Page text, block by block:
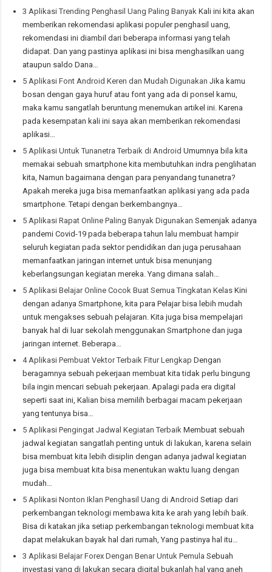
3 Aplikasi Trending Penghasil Uang Paling Banyak Kali ini kita akan
memberikan rekomendasi aplikasi populer penghasil uang,
rekomendasi ini diambil dari beberapa informasi yang telah
didapat. Dan yang pastinya aplikasi ini bisa menghasilkan uang
ataupun saldo Dana…
5 Aplikasi Font Android Keren dan Mudah Digunakan Jika kamu
bosan dengan gaya huruf atau font yang ada di ponsel kamu,
maka kamu sangatlah beruntung menemukan artikel ini. Karena
pada kesempatan kali ini saya akan memberikan rekomendasi
aplikasi…
5 Aplikasi Untuk Tunanetra Terbaik di Android Umumnya bila kita
memakai sebuah smartphone kita membutuhkan indra penglihatan
kita, Namun bagaimana dengan para penyandang tunanetra?
Apakah mereka juga bisa memanfaatkan aplikasi yang ada pada
smartphone. Tetapi dengan berkembangnya…
5 Aplikasi Rapat Online Paling Banyak Digunakan Semenjak adanya
pandemi Covid-19 pada beberapa tahun lalu membuat hampir
seluruh kegiatan pada sektor pendidikan dan juga perusahaan
memanfaatkan jaringan internet untuk bisa menunjang
keberlangsungan kegiatan mereka. Yang dimana salah…
5 Aplikasi Belajar Online Cocok Buat Semua Tingkatan Kelas Kini
dengan adanya Smartphone, kita para Pelajar bisa lebih mudah
untuk mengakses sebuah pelajaran. Kita juga bisa mempelajari
banyak hal di luar sekolah menggunakan Smartphone dan juga
jaringan internet. Beberapa…
4 Aplikasi Pembuat Vektor Terbaik Fitur Lengkap Dengan
beragamnya sebuah pekerjaan membuat kita tidak perlu bingung
bila ingin mencari sebuah pekerjaan. Apalagi pada era digital
seperti saat ini, Kalian bisa memilih berbagai macam pekerjaan
yang tentunya bisa…
5 Aplikasi Pengingat Jadwal Kegiatan Terbaik Membuat sebuah
jadwal kegiatan sangatlah penting untuk di lakukan, karena selain
bisa membuat kita lebih disiplin dengan adanya jadwal kegiatan
juga bisa membuat kita bisa menentukan waktu luang dengan
mudah…
5 Aplikasi Nonton Iklan Penghasil Uang di Android Setiap dari
perkembangan teknologi membawa kita ke arah yang lebih baik.
Bisa di katakan jika setiap perkembangan teknologi membuat kita
dapat melakukan bayak hal dari rumah, Yang pastinya hal itu…
3 Aplikasi Belajar Forex Dengan Benar Untuk Pemula Sebuah
investasi yang di lakukan secara digital bukanlah hal yang aneh